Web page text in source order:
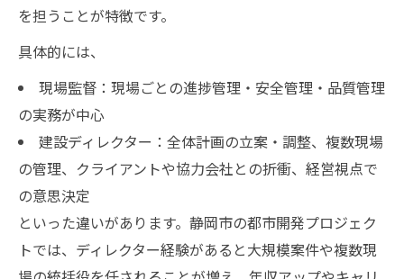
を担うことが特徴です。
具体的には、
現場監督：現場ごとの進捗管理・安全管理・品質管理
の実務が中心
建設ディレクター：全体計画の立案・調整、複数現場
の管理、クライアントや協力会社との折衝、経営視点で
の意思決定
といった違いがあります。静岡市の都市開発プロジェク
トでは、ディレクター経験があると大規模案件や複数現